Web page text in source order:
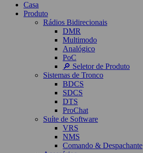
Casa
Produto
Rádios Bidirecionais
DMR
Multimodo
Analógico
PoC
🔎 Seletor de Produto
Sistemas de Tronco
BDCS
SDCS
DTS
ProChat
Suíte de Software
VRS
NMS
Comando & Despachante